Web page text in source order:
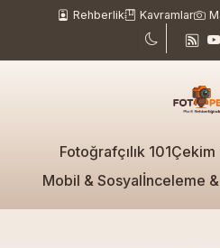
Rehberlik Kavramlar
Fotoğrafçılık 101Çekim
Mobil & Sosyalİnceleme